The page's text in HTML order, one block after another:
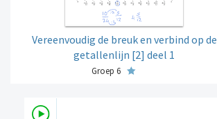
Vereenvoudig de breuk en verbind op de
getallenlijn [2] deel 1
Groep 6